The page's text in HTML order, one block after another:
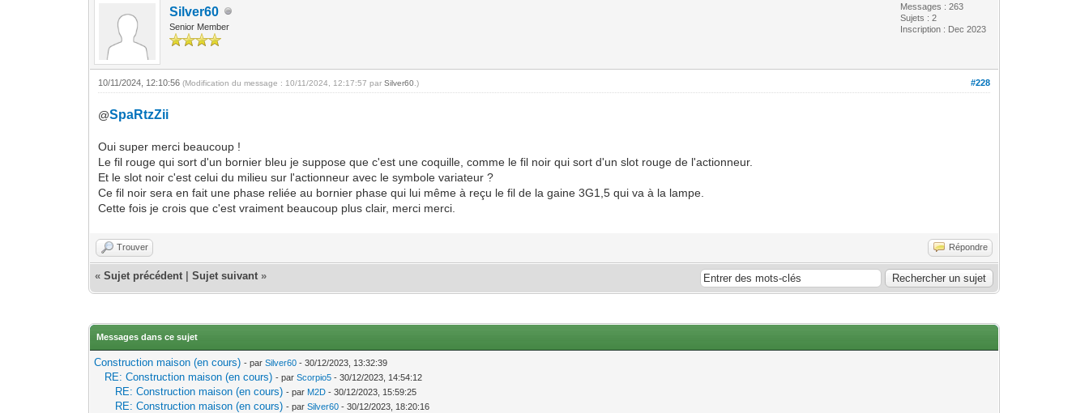
Silver60
Senior Member
Messages : 263
Sujets : 2
Inscription : Dec 2023
#228
10/11/2024, 12:10:56(Modification du message : 10/11/2024, 12:17:57 parSilver60 .)
@SpaRtzZii
Oui super merci beaucoup !
Le fil rouge qui sort d'un bornier bleu je suppose que c'est une coquille, comme le fil noir qui sort d'un slot rouge de l'actionneur.
Et le slot noir c'est celui du milieu sur l'actionneur avec le symbole variateur ?
Ce fil noir sera en fait une phase reliée au bornier phase qui lui même à reçu le fil de la gaine 3G1,5 qui va à la lampe.
Cette fois je crois que c'est vraiment beaucoup plus clair, merci merci.
Trouver Répondre
«Sujet précédent |Sujet suivant »
Messages dans ce sujet
Construction maison (en cours) - parSilver60 - 30/12/2023, 13:32:39
RE: Construction maison (en cours) - parScorpio5 - 30/12/2023, 14:54:12
RE: Construction maison (en cours) - par M2D - 30/12/2023, 15:59:25
RE: Construction maison (en cours) - parSilver60 - 30/12/2023, 18:20:16